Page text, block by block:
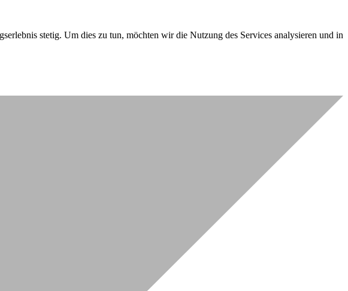
stetig. Um dies zu tun, möchten wir die Nutzung des Services analysieren und in